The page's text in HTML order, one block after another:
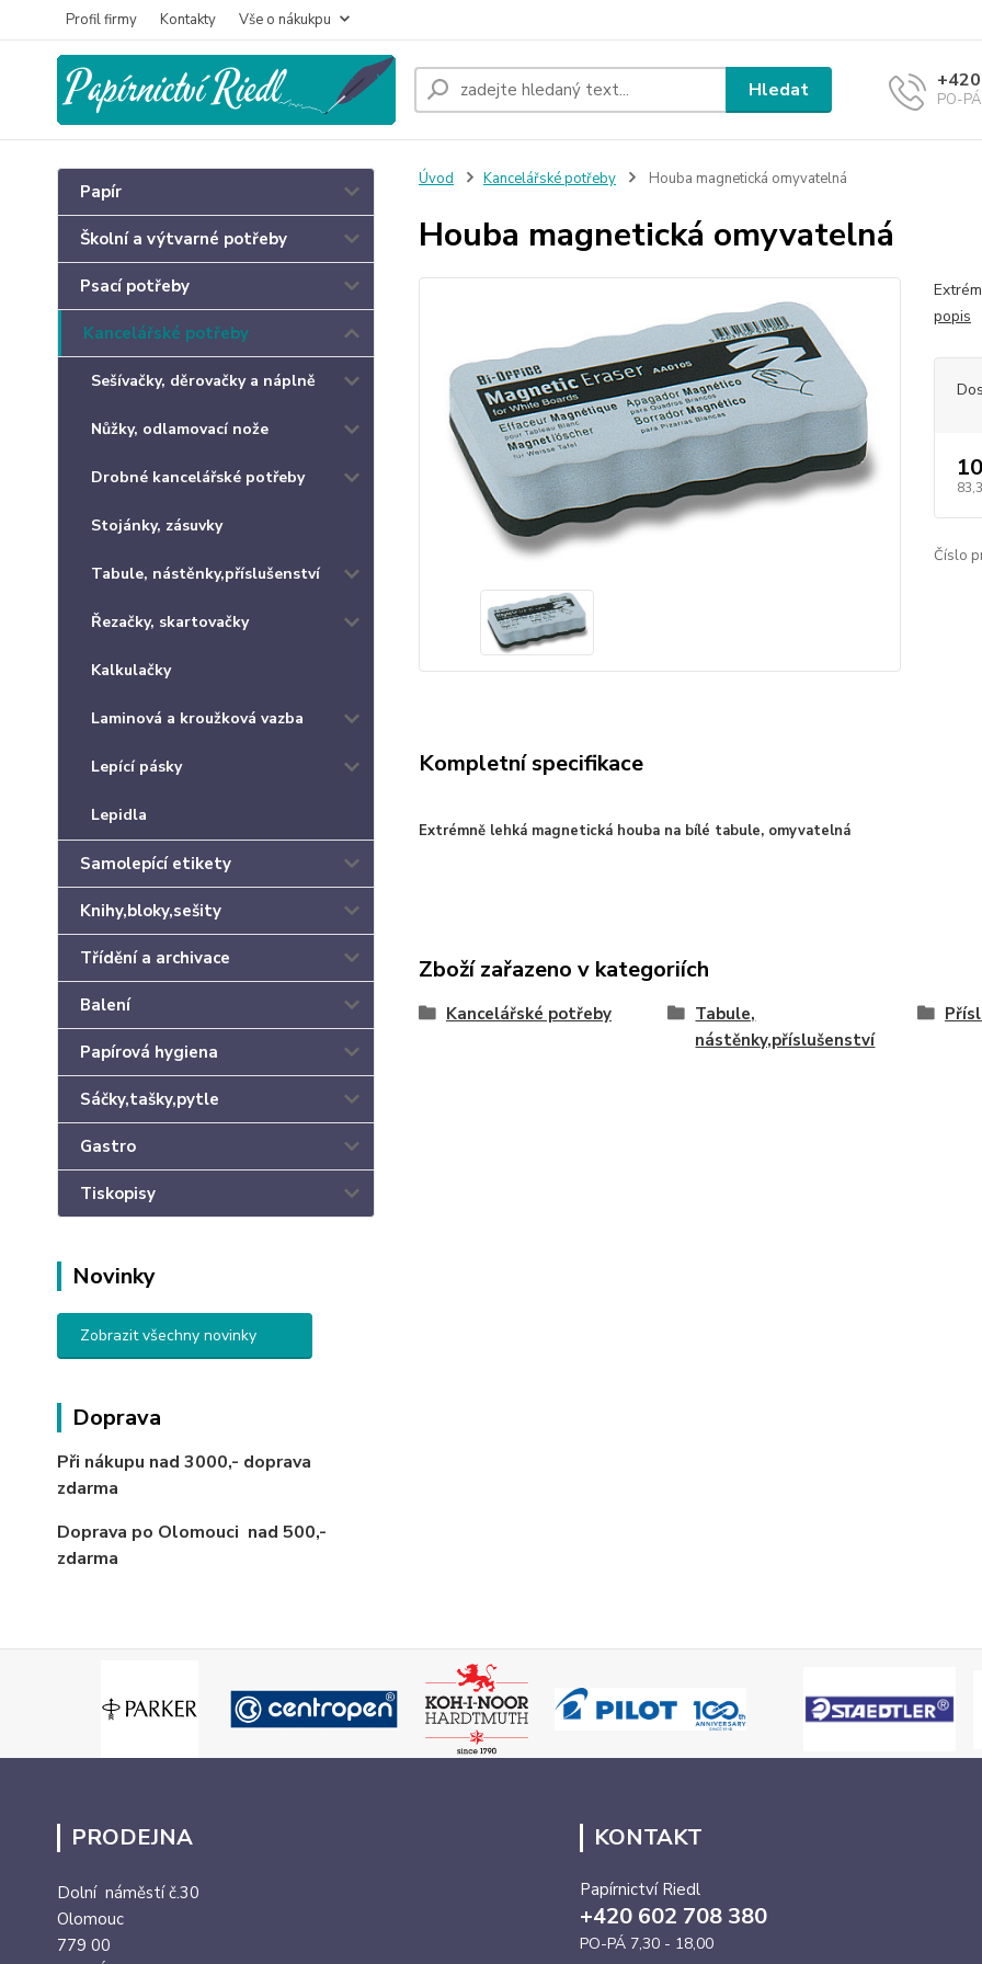
Profil firmy Kontakty Vše o nákukpu
Hledat PO-
Papír
Školní a výtvarné potřeby
Psací potřeby
Kancelářské potřeby
Sešívačky, děrovačky a náplně
Nůžky, odlamovací nože
Drobné kancelářské potřeby
Stojánky, zásuvky
Tabule, nástěnky,příslušenství
Řezačky, skartovačky
Kalkulačky
Laminová a kroužková vazba
Lepící pásky
Lepidla
Samolepící etikety
Knihy,bloky,sešity
Třídění a archivace
Balení
Papírová hygiena
Sáčky,tašky,pytle
Gastro
Tiskopisy
Novinky
Zobrazit všechny novinky
Doprava
Při nákupu nad 3000,- doprava
zdarma
Doprava po Olomouci nad 500,-
zdarma
Úvod Kancelářské potřeby Houba magnetická omyvatelná
Houba magnetická omyvatelná
popis
Číslo
Kompletní specifikace
Extrémně lehká magnetická houba na bílé tabule, omyvatelná
Zboží zařazeno v kategoriích
Kancelářské potřeby
Tabule,
nástěnky,příslušenství
PRODEJNA
Dolní náměstí č.30
Olomouc
779 00
KONTAKT
Papírnictví Riedl
+420 602 708 380
PO-PÁ 7,30 - 18,00